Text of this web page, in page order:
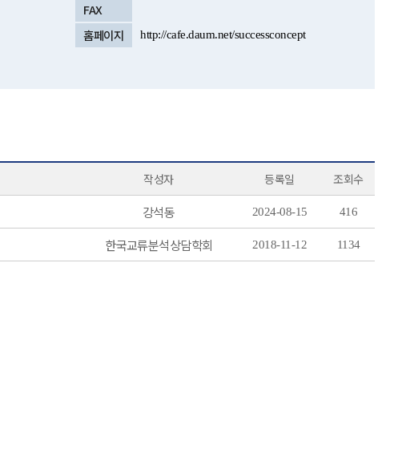
FAX
홈페이지 http://cafe.daum.net/successconcept
작성자 등록일 조회수
강석동 2024-08-15 416
한국교류분석상담학회 2018-11-12 1134